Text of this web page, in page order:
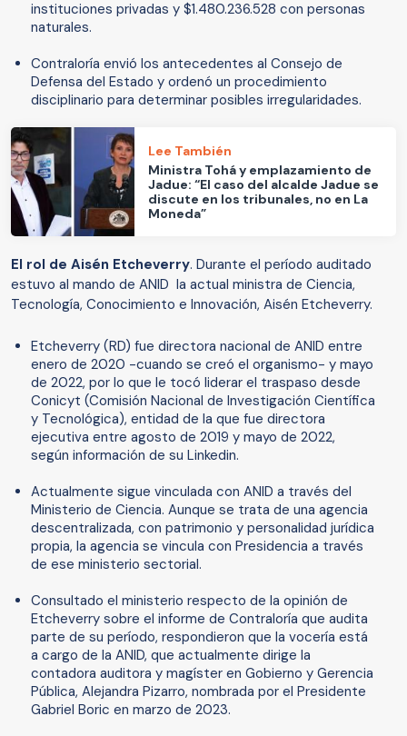
instituciones privadas y $1.480.236.528 con personas
naturales.
Contraloría envió los antecedentes al Consejo de
Defensa del Estado y ordenó un procedimiento
disciplinario para determinar posibles irregularidades.
Lee También
Ministra Tohá y emplazamiento de
Jadue: “El caso del alcalde Jadue se
discute en los tribunales, no en La
Moneda”
El rol de Aisén Etcheverry. Durante el período auditado
estuvo al mando de ANID la actual ministra de Ciencia,
Tecnología, Conocimiento e Innovación, Aisén Etcheverry.
Etcheverry (RD) fue directora nacional de ANID entre
enero de 2020 -cuando se creó el organismo- y mayo
de 2022, por lo que le tocó liderar el traspaso desde
Conicyt (Comisión Nacional de Investigación Científica
y Tecnológica), entidad de la que fue directora
ejecutiva entre agosto de 2019 y mayo de 2022,
según información de su Linkedin.
Actualmente sigue vinculada con ANID a través del
Ministerio de Ciencia. Aunque se trata de una agencia
descentralizada, con patrimonio y personalidad jurídica
propia, la agencia se vincula con Presidencia a través
de ese ministerio sectorial.
Consultado el ministerio respecto de la opinión de
Etcheverry sobre el informe de Contraloría que audita
parte de su período, respondieron que la vocería está
a cargo de la ANID, que actualmente dirige la
contadora auditora y magíster en Gobierno y Gerencia
Pública, Alejandra Pizarro, nombrada por el Presidente
Gabriel Boric en marzo de 2023.